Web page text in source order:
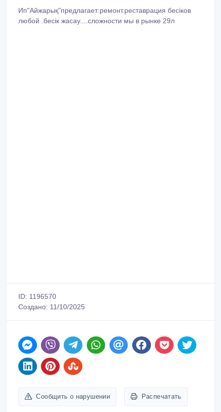
Ип"Айжарық"предлагает:ремонт.реставрация бесіков
любой .бесік жасау....сложности мы в рынке 29л
ID: 1196570
Создано: 11/10/2025
Сообщить о нарушении Распечатать